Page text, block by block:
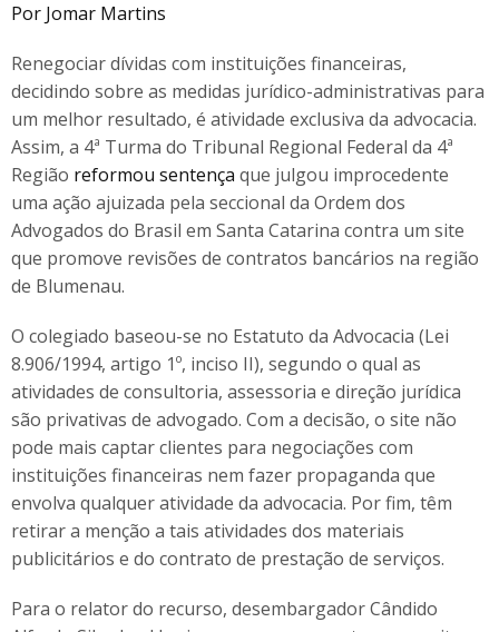
Por Jomar Martins
Renegociar dívidas com instituições financeiras,
decidindo sobre as medidas jurídico-administrativas para
um melhor resultado, é atividade exclusiva da advocacia.
Assim, a 4ª Turma do Tribunal Regional Federal da 4ª
Região reformou sentença que julgou improcedente
uma ação ajuizada pela seccional da Ordem dos
Advogados do Brasil em Santa Catarina contra um site
que promove revisões de contratos bancários na região
de Blumenau.
O colegiado baseou-se no Estatuto da Advocacia (Lei
8.906/1994, artigo 1º, inciso II), segundo o qual as
atividades de consultoria, assessoria e direção jurídica
são privativas de advogado. Com a decisão, o site não
pode mais captar clientes para negociações com
instituições financeiras nem fazer propaganda que
envolva qualquer atividade da advocacia. Por fim, têm
retirar a menção a tais atividades dos materiais
publicitários e do contrato de prestação de serviços.
Para o relator do recurso, desembargador Cândido